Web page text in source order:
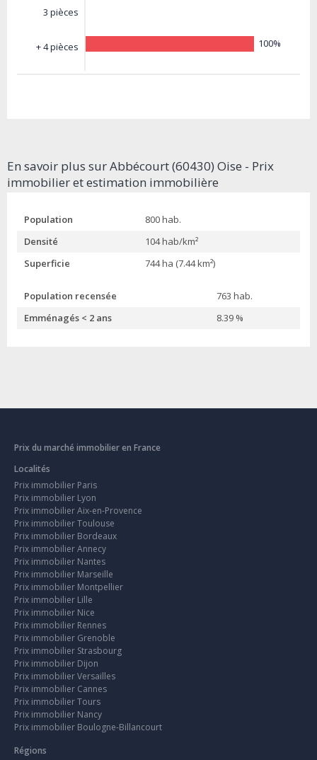
3 pièces
+ 4 pièces 100%
En savoir plus sur Abbécourt (60430) Oise - Prix
immobilier et estimation immobilière
Population
800 hab.
Densité
104 hab/km²
Superficie
744 ha (7.44 km²)
Population recensée
763 hab.
Emménagés < 2 ans
8.39 %
Prix du marché immobilier en France
Localités
Prix immobilier Paris
Prix immobilier Lyon
Prix immobilier Aix-en-Provence
Prix immobilier Toulouse
Prix immobilier Bordeaux
Prix immobilier Annecy
Prix immobilier Nantes
Prix immobilier Marseille
Prix immobilier Montpellier
Prix immobilier Lille
Prix immobilier Nice
Prix immobilier Rennes
Prix immobilier Grenoble
Prix immobilier Strasbourg
Prix immobilier Dijon
Prix immobilier Versailles
Prix immobilier Cannes
Prix immobilier Tours
Prix immobilier Nancy
Prix immobilier Boulogne-Billancourt
Régions